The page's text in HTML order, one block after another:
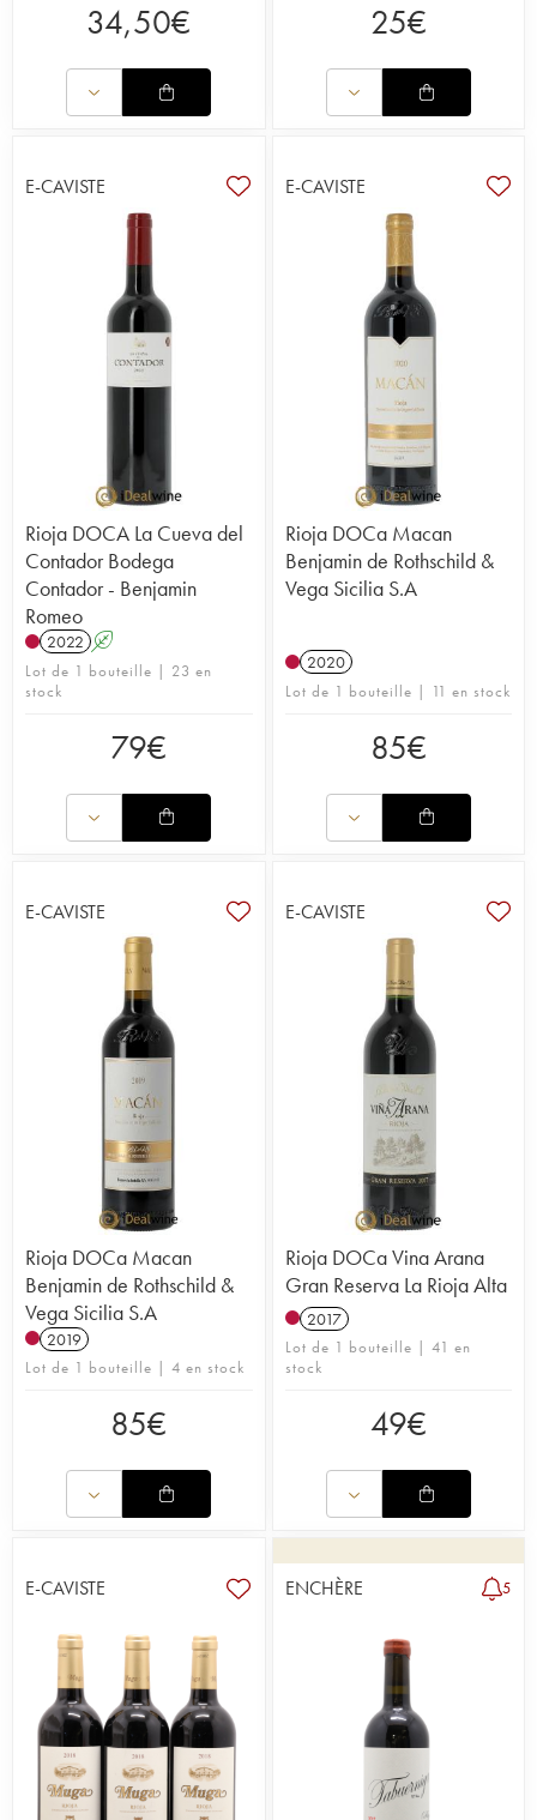
34,50€ 25€
E-CAVISTE
Rioja DOCA La Cueva del
Contador Bodega
Contador - Benjamin
Romeo
2022 A
Lot de 1 bouteille | 23 en
stock
79€
E-CAVISTE
Rioja DOCa Macan
Benjamin de Rothschild &
Vega Sicilia S.A
2020
Lot de 1 bouteille | 11 en stock
85€
E-CAVISTE
Rioja DOCa Macan
Benjamin de Rothschild &
Vega Sicilia S.A
2019
Lot de 1 bouteille | 4 en stock
85€
E-CAVISTE
Rioja DOCa Vina Arana
Gran Reserva La Rioja Alta
2017
Lot de 1 bouteille | 41 en
stock
49€
E-CAVISTE ENCHÈRE 5